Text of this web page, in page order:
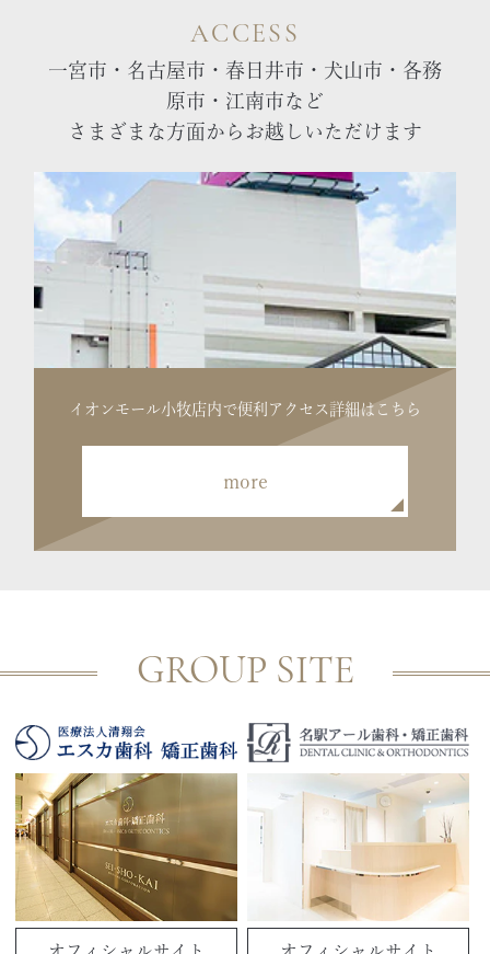
ACCESS
一宮市・名古屋市・春日井市・犬山市・各務
原市・江南市など
さまざまな方面からお越しいただけます
イオンモール小牧店内で便利 アクセス詳細はこちら
more
GROUP SITE